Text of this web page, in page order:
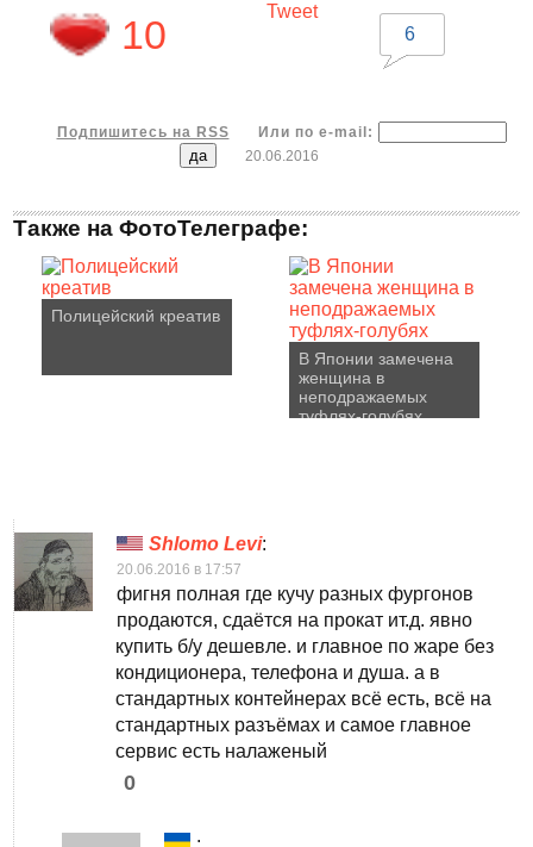
10
Tweet
6
Подпишитесь на RSS
Или по e-mail:
20.06.2016
Также на ФотоТелеграфе:
Полицейский креатив
В Японии замечена
женщина в
неподражаемых
туфлях-голубях
Shlomo Levi:
20.06.2016 в 17:57
фигня полная где кучу разных фургонов
продаются, сдаётся на прокат ит.д. явно
купить б/у дешевле. и главное по жaре без
кондиционера, телефона и душа. а в
стандартных контейнерах всё есть, всё на
стандартных разъёмах и самое главное
сервис есть налаженый
0